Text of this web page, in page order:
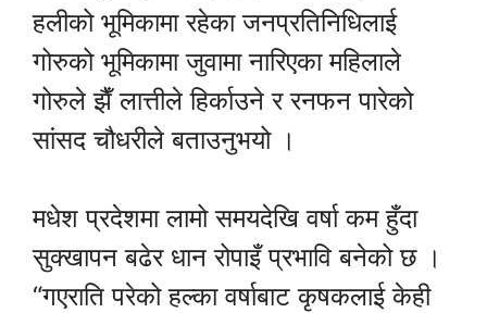
हलीको भूमिकामा रहेका जनप्रतिनिधिलाई
गोरुको भूमिकामा जुवामा नारिएका महिलाले
गोरुले झैँ लात्तीले हिर्काउने र रनफन पारेको
सांसद चौधरीले बताउनुभयो ।
मधेश प्रदेशमा लामो समयदेखि वर्षा कम हुँदा
सुक्खापन बढेर धान रोपाइँ प्रभावि बनेको छ ।
“गएराति परेको हल्का वर्षाबाट कृषकलाई केही